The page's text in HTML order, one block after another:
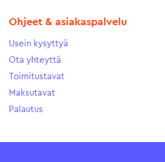
Ohjeet & asiakaspalvelu
Usein kysyttyä
Ota yhteyttä
Toimitustavat
Maksutavat
Palautus